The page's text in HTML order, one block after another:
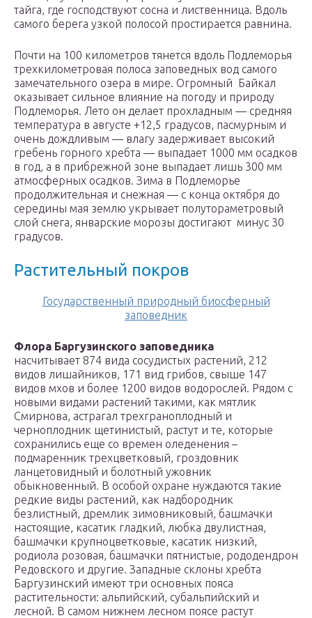
тайга, где господствуют сосна и лиственница. Вдоль
самого берега узкой полосой простирается равнина.
Почти на 100 километров тянется вдоль Подлеморья
трехкилометровая полоса заповедных вод самого
замечательного озера в мире. Огромный Байкал
оказывает сильное влияние на погоду и природу
Подлеморья. Лето он делает прохладным — средняя
температура в августе +12,5 градусов, пасмурным и
очень дождливым — влагу задерживает высокий
гребень горного хребта — выпадает 1000 мм осадков
в год, а в прибрежной зоне выпадает лишь 300 мм
атмосферных осадков. Зима в Подлеморье
продолжительная и снежная — с конца октября до
середины мая землю укрывает полутораметровый
слой снега, январские морозы достигают минус 30
градусов.
Растительный покров
Государственный природный биосферный
заповедник
Флора Баргузинского заповедника
насчитывает 874 вида сосудистых растений, 212
видов лишайников, 171 вид грибов, свыше 147
видов мхов и более 1200 видов водорослей. Рядом с
новыми видами растений такими, как мятлик
Смирнова, астрагал трехграноплодный и
черноплодник щетинистый, растут и те, которые
сохранились еще со времен оледенения –
подмаренник трехцветковый, гроздовник
ланцетовидный и болотный ужовник
обыкновенный. В особой охране нуждаются такие
редкие виды растений, как надбородник
безлистный, дремлик зимовниковый, башмачки
настоящие, касатик гладкий, любка двулистная,
башмачки крупноцветковые, касатик низкий,
родиола розовая, башмачки пятнистые, рододендрон
Редовского и другие. Западные склоны хребта
Баргузинский имеют три основных пояса
растительности: альпийский, субальпийский и
лесной. В самом нижнем лесном поясе растут